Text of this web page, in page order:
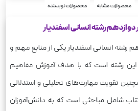
محصولات مشابه محصولات نویسنده
رشته انسانی اسفندیار
رشته انسانی اسفندیار یکی از منابع مهم و
این رشته است که با هدف آموزش مفاهیم
تقویت مهارت‌های تحلیلی و استدلالی
شامل مباحثی است که به دانش‌آموزان